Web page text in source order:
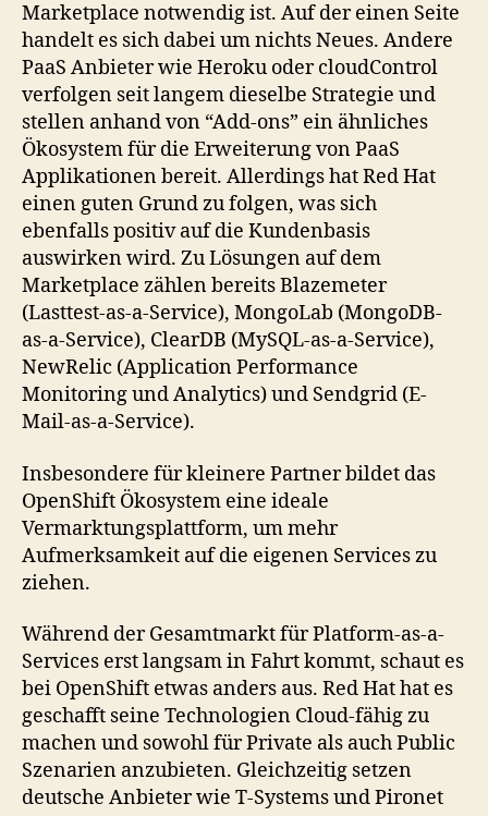
Marketplace notwendig ist. Auf der einen Seite
handelt es sich dabei um nichts Neues. Andere
PaaS Anbieter wie Heroku oder cloudControl
verfolgen seit langem dieselbe Strategie und
stellen anhand von “Add-ons” ein ähnliches
Ökosystem für die Erweiterung von PaaS
Applikationen bereit. Allerdings hat Red Hat
einen guten Grund zu folgen, was sich
ebenfalls positiv auf die Kundenbasis
auswirken wird. Zu Lösungen auf dem
Marketplace zählen bereits Blazemeter
(Lasttest-as-a-Service), MongoLab (MongoDB-
as-a-Service), ClearDB (MySQL-as-a-Service),
NewRelic (Application Performance
Monitoring und Analytics) und Sendgrid (E-
Mail-as-a-Service).
Insbesondere für kleinere Partner bildet das
OpenShift Ökosystem eine ideale
Vermarktungsplattform, um mehr
Aufmerksamkeit auf die eigenen Services zu
ziehen.
Während der Gesamtmarkt für Platform-as-a-
Services erst langsam in Fahrt kommt, schaut es
bei OpenShift etwas anders aus. Red Hat hat es
geschafft seine Technologien Cloud-fähig zu
machen und sowohl für Private als auch Public
Szenarien anzubieten. Gleichzeitig setzen
deutsche Anbieter wie T-Systems und Pironet